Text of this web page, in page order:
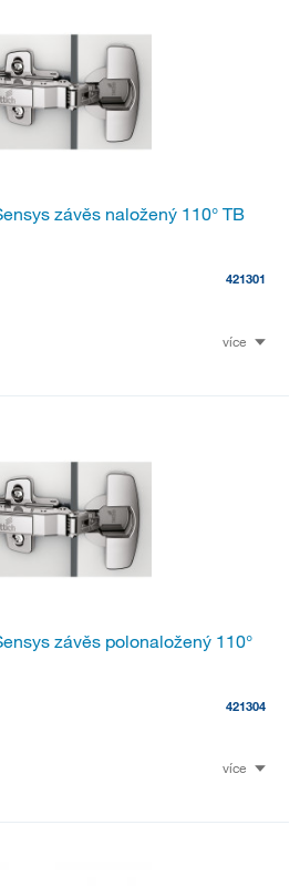
závěs naložený 110° TB
421301
více
závěs polonaložený 110°
421304
více